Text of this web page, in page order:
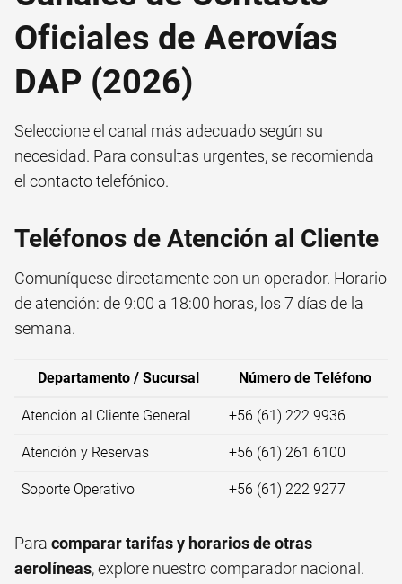
Oficiales de Aerovías
DAP (2026)
Seleccione el canal más adecuado según su
necesidad. Para consultas urgentes, se recomienda
el contacto telefónico.
Teléfonos de Atención al Cliente
Comuníquese directamente con un operador. Horario
de atención: de 9:00 a 18:00 horas, los 7 días de la
semana.
Departamento / Sucursal Número de Teléfono
Atención al Cliente General +56 (61) 222 9936
Atención y Reservas +56 (61) 261 6100
Soporte Operativo +56 (61) 222 9277
Para comparar tarifas y horarios de otras
aerolíneas, explore nuestro comparador nacional.